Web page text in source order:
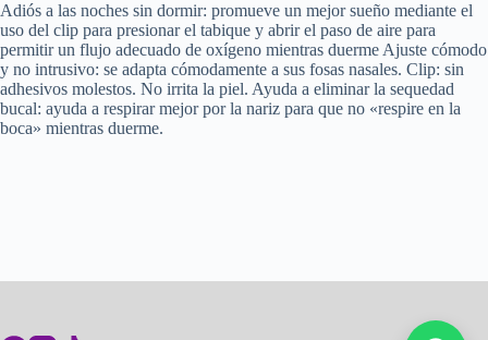
Adiós a las noches sin dormir: promueve un mejor sueño mediante el
uso del clip para presionar el tabique y abrir el paso de aire para
permitir un flujo adecuado de oxígeno mientras duerme Ajuste cómodo
y no intrusivo: se adapta cómodamente a sus fosas nasales. Clip: sin
adhesivos molestos. No irrita la piel. Ayuda a eliminar la sequedad
bucal: ayuda a respirar mejor por la nariz para que no «respire en la
boca» mientras duerme.